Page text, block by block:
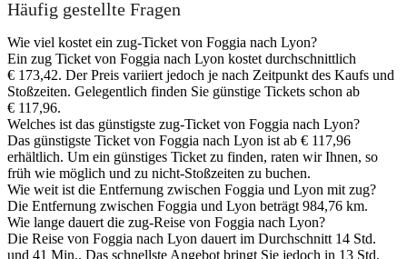
Häufig gestellte Fragen
Wie viel kostet ein zug-Ticket von Foggia nach Lyon?
Ein zug Ticket von Foggia nach Lyon kostet durchschnittlich
€ 173,42. Der Preis variiert jedoch je nach Zeitpunkt des Kaufs und
Stoßzeiten. Gelegentlich finden Sie günstige Tickets schon ab
€ 117,96.
Welches ist das günstigste zug-Ticket von Foggia nach Lyon?
Das günstigste Ticket von Foggia nach Lyon ist ab € 117,96
erhältlich. Um ein günstiges Ticket zu finden, raten wir Ihnen, so
früh wie möglich und zu nicht-Stoßzeiten zu buchen.
Wie weit ist die Entfernung zwischen Foggia und Lyon mit zug?
Die Entfernung zwischen Foggia und Lyon beträgt 984,76 km.
Wie lange dauert die zug-Reise von Foggia nach Lyon?
Die Reise von Foggia nach Lyon dauert im Durchschnitt 14 Std.
und 41 Min.. Das schnellste Angebot bringt Sie jedoch in 13 Std.